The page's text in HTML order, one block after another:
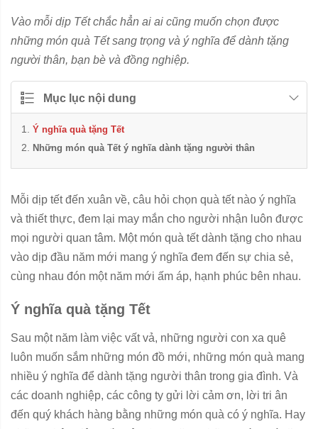
Vào mỗi dịp Tết chắc hẳn ai ai cũng muốn chọn được
những món quà Tết sang trọng và ý nghĩa để dành tặng
người thân, bạn bè và đồng nghiệp.
Mục lục nội dung
Ý nghĩa quà tặng Tết
Những món quà Tết ý nghĩa dành tặng người thân
Mỗi dịp tết đến xuân về, câu hỏi chọn quà tết nào ý nghĩa
và thiết thực, đem lại may mắn cho người nhận luôn được
mọi người quan tâm. Một món quà tết dành tặng cho nhau
vào dịp đầu năm mới mang ý nghĩa đem đến sự chia sẻ,
cùng nhau đón một năm mới ấm áp, hạnh phúc bên nhau.
Ý nghĩa quà tặng Tết
Sau một năm làm việc vất vả, những người con xa quê
luôn muốn sắm những món đồ mới, những món quà mang
nhiều ý nghĩa để dành tặng người thân trong gia đình. Và
các doanh nghiệp, các công ty gửi lời cảm ơn, lời tri ân
đến quý khách hàng bằng những món quà có ý nghĩa. Hay